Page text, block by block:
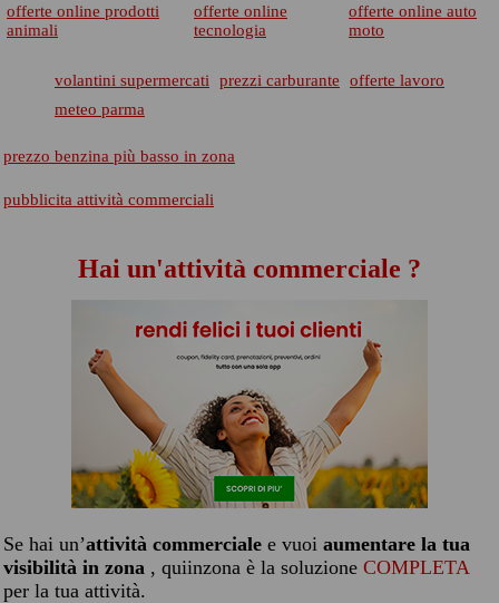
offerte online prodotti
animali
offerte online
tecnologia
offerte online auto
moto
volantini supermercati prezzi carburante
offerte lavoro
meteo parma
prezzo benzina più basso in zona
pubblicita attività commerciali
Hai un'attività commerciale ?
Se hai un’attività commerciale e vuoi aumentare la tua
visibilità in zona , quiinzona è la soluzione COMPLETA
per la tua attività.